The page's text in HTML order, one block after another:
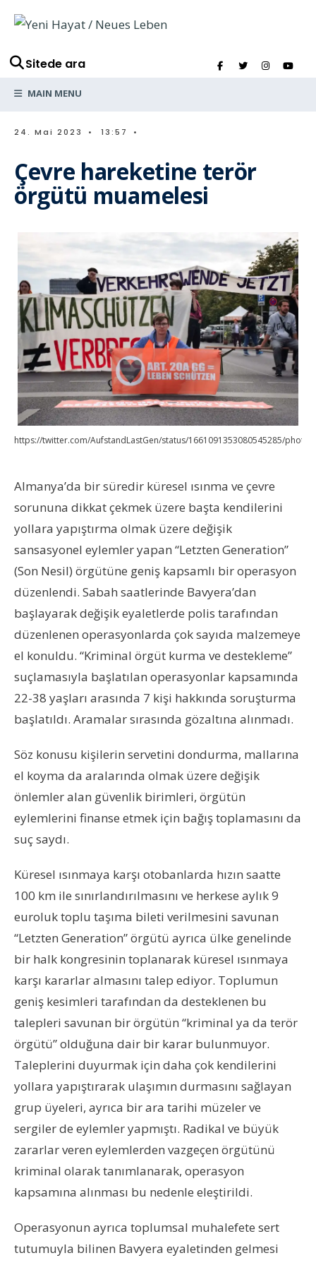
Sitede ara
MAIN MENU
24. Mai 2023 • 13:57 •
Çevre hareketine terör
örgütü muamelesi
https://twitter.com/AufstandLastGen/status/1661091353080545285/photo/
Almanya’da bir süredir küresel ısınma ve çevre
sorununa dikkat çekmek üzere başta kendilerini
yollara yapıştırma olmak üzere değişik
sansasyonel eylemler yapan “Letzten Generation”
(Son Nesil) örgütüne geniş kapsamlı bir operasyon
düzenlendi. Sabah saatlerinde Bavyera’dan
başlayarak değişik eyaletlerde polis tarafından
düzenlenen operasyonlarda çok sayıda malzemeye
el konuldu. “Kriminal örgüt kurma ve destekleme”
suçlamasıyla başlatılan operasyonlar kapsamında
22-38 yaşları arasında 7 kişi hakkında soruşturma
başlatıldı. Aramalar sırasında gözaltına alınmadı.
Söz konusu kişilerin servetini dondurma, mallarına
el koyma da aralarında olmak üzere değişik
önlemler alan güvenlik birimleri, örgütün
eylemlerini finanse etmek için bağış toplamasını da
suç saydı.
Küresel ısınmaya karşı otobanlarda hızın saatte
100 km ile sınırlandırılmasını ve herkese aylık 9
euroluk toplu taşıma bileti verilmesini savunan
“Letzten Generation” örgütü ayrıca ülke genelinde
bir halk kongresinin toplanarak küresel ısınmaya
karşı kararlar almasını talep ediyor. Toplumun
geniş kesimleri tarafından da desteklenen bu
talepleri savunan bir örgütün “kriminal ya da terör
örgütü” olduğuna dair bir karar bulunmuyor.
Taleplerini duyurmak için daha çok kendilerini
yollara yapıştırarak ulaşımın durmasını sağlayan
grup üyeleri, ayrıca bir ara tarihi müzeler ve
sergiler de eylemler yapmıştı. Radikal ve büyük
zararlar veren eylemlerden vazgeçen örgütünü
kriminal olarak tanımlanarak, operasyon
kapsamına alınması bu nedenle eleştirildi.
Operasyonun ayrıca toplumsal muhalefete sert
tutumuyla bilinen Bavyera eyaletinden gelmesi